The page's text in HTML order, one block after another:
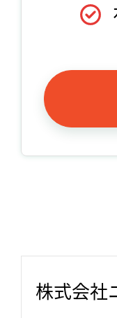
株式会社